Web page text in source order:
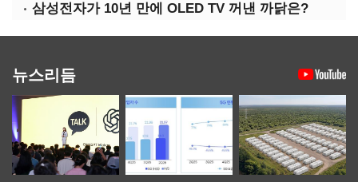
삼성전자가 10년 만에 OLED TV 꺼낸 까닭은?
뉴스리듬